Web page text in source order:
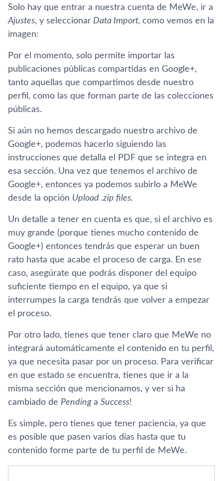
Solo hay que entrar a nuestra cuenta de MeWe, ir a
Ajustes, y seleccionar Data Import, como vemos en la
imagen:
Por el momento, solo permite importar las
publicaciones públicas compartidas en Google+,
tanto aquellas que compartimos desde nuestro
perfil, como las que forman parte de las colecciones
públicas.
Si aún no hemos descargado nuestro archivo de
Google+, podemos hacerlo siguiendo las
instrucciones que detalla el PDF que se integra en
esa sección. Una vez que tenemos el archivo de
Google+, entonces ya podemos subirlo a MeWe
desde la opción Upload .zip files.
Un detalle a tener en cuenta es que, si el archivo es
muy grande (porque tienes mucho contenido de
Google+) entonces tendrás que esperar un buen
rato hasta que acabe el proceso de carga. En ese
caso, asegúrate que podrás disponer del equipo
suficiente tiempo en el equipo, ya que si
interrumpes la carga tendrás que volver a empezar
el proceso.
Por otro lado, tienes que tener claro que MeWe no
integrará automáticamente el contenido en tu perfil,
ya que necesita pasar por un proceso. Para verificar
en que estado se encuentra, tienes que ir a la
misma sección que mencionamos, y ver si ha
cambiado de Pending a Success!
Es simple, pero tienes que tener paciencia, ya que
es posible que pasen varios días hasta que tu
contenido forme parte de tu perfil de MeWe.